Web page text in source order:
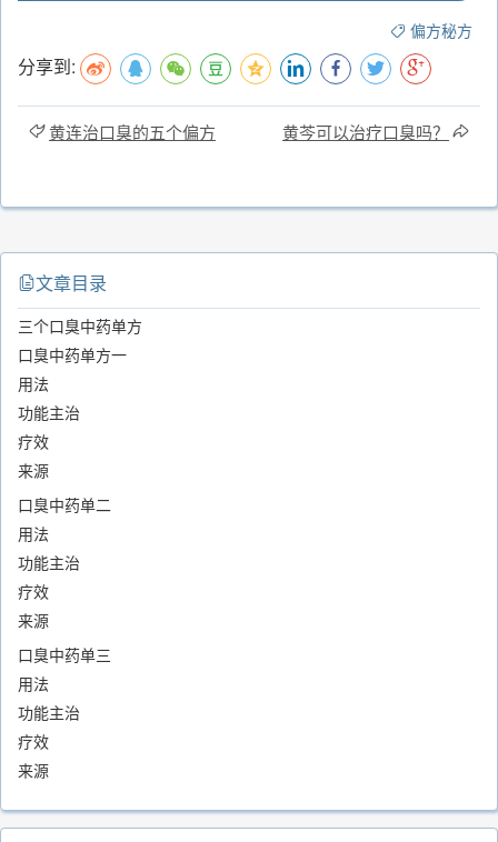
偏方秘方
分享到:
黄连治口臭的五个偏方 黄芩可以治疗口臭吗？
文章目录
三个口臭中药单方
口臭中药单方一
用法
功能主治
疗效
来源
口臭中药单二
用法
功能主治
疗效
来源
口臭中药单三
用法
功能主治
疗效
来源